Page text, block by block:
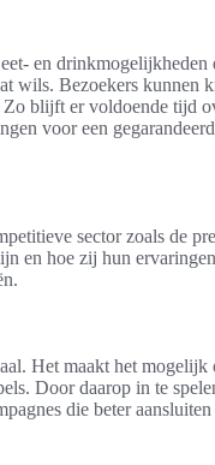
en drinkmogelijkheden
wils. Bezoekers kunnen
Zo blijft er voldoende tijd
voor een gegarandeerd
sector zoals de
en hoe zij hun
Het maakt het mogelijk
Door daarop in te
die beter